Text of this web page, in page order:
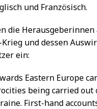
und Französisch.
die Herausgeberinnen
und dessen
ein:
Eastern Europe
being carried out
First-hand